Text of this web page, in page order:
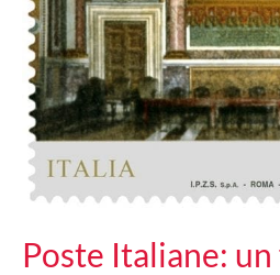
Poste Italiane: